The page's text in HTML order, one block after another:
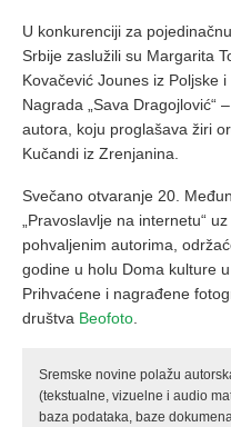
U konkurenciji za
Srbije zaslužili su Margarita
Kovačević Jounes iz Poljske
Nagrada „Sava Dragojlović“
autora, koju proglašava žiri
Kučandi iz Zrenjanina.
Svečano otvaranje 20.
„Pravoslavlje na internetu“
pohvaljenim autorima,
godine u holu Doma kulture
Prihvaćene i nagrađene
društva Beofoto.
Sremske novine polažu
(tekstualne, vizuelne i audio
baza podataka, baze